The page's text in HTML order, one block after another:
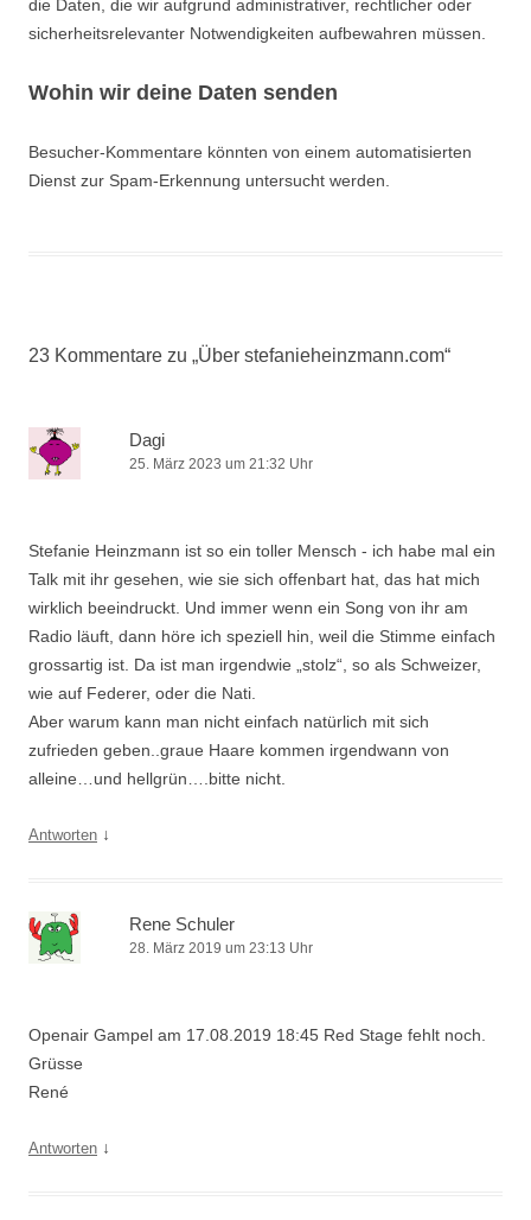
die Daten, die wir aufgrund administrativer, rechtlicher oder
sicherheitsrelevanter Notwendigkeiten aufbewahren müssen.
Wohin wir deine Daten senden
Besucher-Kommentare könnten von einem automatisierten
Dienst zur Spam-Erkennung untersucht werden.
23 Kommentare zu „Über stefanieheinzmann.com“
Dagi
25. März 2023 um 21:32 Uhr
Stefanie Heinzmann ist so ein toller Mensch - ich habe mal ein
Talk mit ihr gesehen, wie sie sich offenbart hat, das hat mich
wirklich beeindruckt. Und immer wenn ein Song von ihr am
Radio läuft, dann höre ich speziell hin, weil die Stimme einfach
grossartig ist. Da ist man irgendwie „stolz“, so als Schweizer,
wie auf Federer, oder die Nati.
Aber warum kann man nicht einfach natürlich mit sich
zufrieden geben..graue Haare kommen irgendwann von
alleine…und hellgrün….bitte nicht.
Antworten ↓
Rene Schuler
28. März 2019 um 23:13 Uhr
Openair Gampel am 17.08.2019 18:45 Red Stage fehlt noch.
Grüsse
René
Antworten ↓